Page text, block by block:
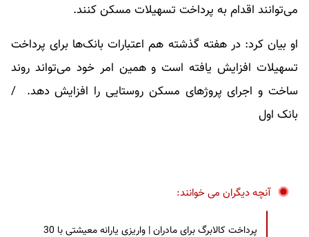
می‌توانند اقدام به پرداخت تسهیلات مسکن کنند.
او بیان کرد: در هفته گذشته هم اعتبارات بانک‌ها برای پرداخت
تسهیلات افزایش یافته است و همین امر خود می‌تواند روند
ساخت و اجرای پروژهای مسکن روستایی را افزایش دهد. /
بانک اول
آنچه دیگران می خوانند:
پرداخت کالابرگ برای مادران | واریزی یارانه معیشتی با 30